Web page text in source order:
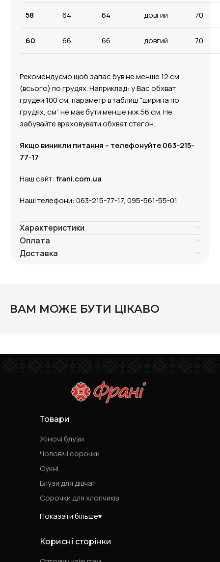
58 64 64 довгий 70
60 66 66 довгий 70
Рекомендуємо щоб запас був не менше 12 см
(всього) по грудях. Наприклад: у Вас обхват
грудей 100 см, параметр в таблиці “ширина по
грудях, см” не має бути менше ніж 56 см. Не
забувайте враховувати обхват стегон.
Якщо виникли питання – телефонуйте 063-215-
77-17
Наш сайт: frani.com.ua
Наші телефони: 063-215-77-17, 095-561-55-01
Характеристики
Оплата
Доставка
ВАМ МОЖЕ БУТИ ЦІКАВО
Товари
Жіночі блузи
Чоловічі сорочки
Сукні
Блузи для дівчат
Сорочки для хлопчиків
Показати більше
Корисні сторінки